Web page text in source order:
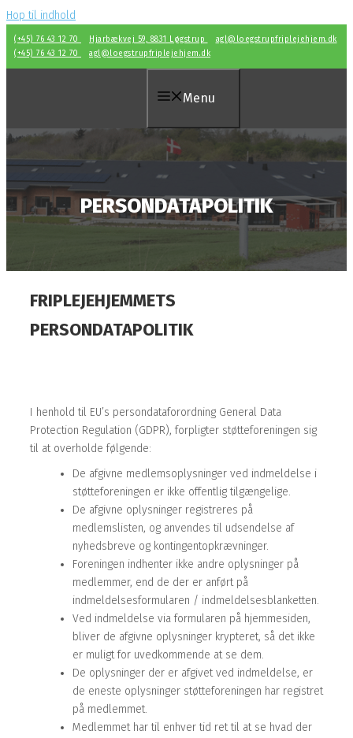
Hop til indhold
(+45) 76 43 12 70 Hjarbækvej 59, 8831 Løgstrup
agl@loegstrupfriplejehjem.dk
(+45) 76 43 12 70
agl@loegstrupfriplejehjem.dk
Menu
PERSONDATAPOLITIK
FRIPLEJEHJEMMETS
PERSONDATAPOLITIK
I henhold til EU’s persondataforordning General Data
Protection Regulation (GDPR), forpligter støtteforeningen sig
til at overholde følgende:
De afgivne medlemsoplysninger ved indmeldelse i
støtteforeningen er ikke offentlig tilgængelige.
De afgivne oplysninger registreres på
medlemslisten, og anvendes til udsendelse af
nyhedsbreve og kontingentopkrævninger.
Foreningen indhenter ikke andre oplysninger på
medlemmer, end de der er anført på
indmeldelsesformularen / indmeldelsesblanketten.
Ved indmeldelse via formularen på hjemmesiden,
bliver de afgivne oplysninger krypteret, så det ikke
er muligt for uvedkommende at se dem.
De oplysninger der er afgivet ved indmeldelse, er
de eneste oplysninger støtteforeningen har registret
på medlemmet.
Medlemmet har til enhver tid ret til at se hvad der